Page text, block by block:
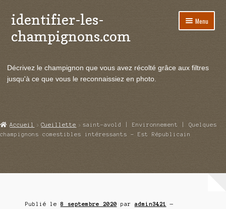
Aller
à
la
Aller
au
contenu
identifier-les-
champignons.com
Menu
le
Actualités
menu
Echanges et contacts
Ouvrir
Décrivez le champignon que vous avez récolté grâce aux filtres
jusqu'à ce que vous le reconnaissiez en photo.
Accueil Cueillette
saint-avold | Environnement | Quelques
champignons comestibles intéressants – Est Républicain
Publié le8 septembre 2020 paradmin3421
—